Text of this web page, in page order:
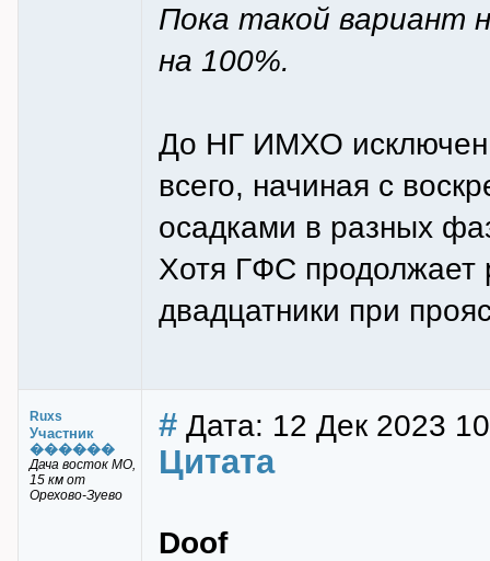
Пока такой вариант
на 100%.
До НГ ИМХО исключен
всего, начиная с
осадками в разных
Хотя ГФС продолжает
двадцатники при
Ruxs
Участник
������
Дача восток МО,
15 км от
Орехово-Зуево
# Дата: 12 Дек 2023
Цитата
Doof